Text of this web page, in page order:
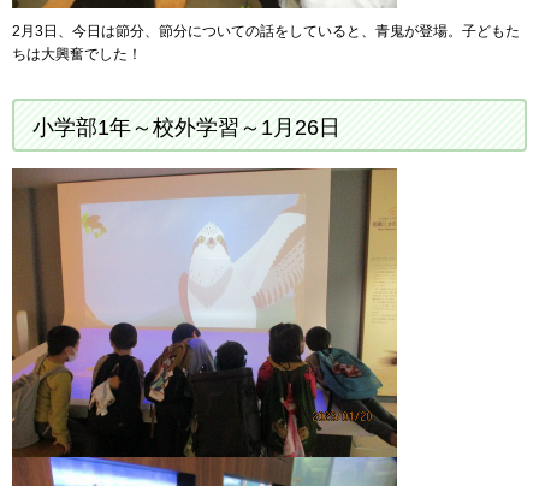
2月3日、今日は節分、節分についての話をしていると、青鬼が登場。子どもた
ちは大興奮でした！
小学部1年～校外学習～1月26日